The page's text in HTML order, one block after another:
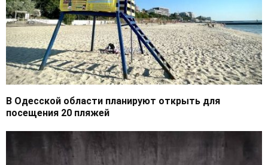
В Одесской области планируют открыть для
посещения 20 пляжей